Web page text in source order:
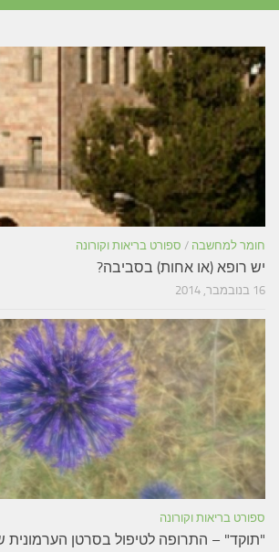
חומר למחשבה / ספורט בריאות וקורונה
יש רופא (או אחות) בסביבה?
16 בנובמבר, 2014
ספורט בריאות וקורונה
"תוקד" – התרופה לטיפול בסרטן הערמונית